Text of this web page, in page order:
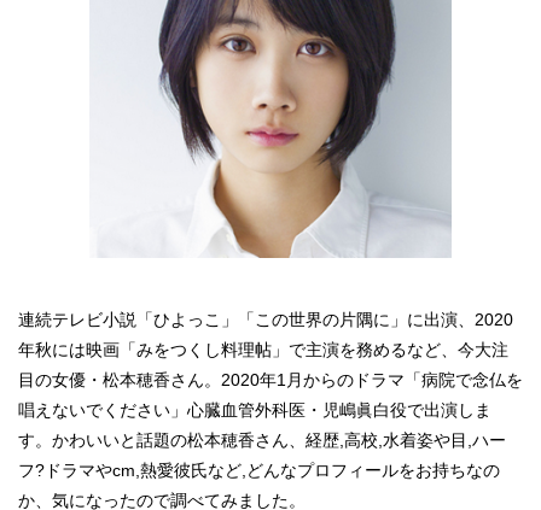
連続テレビ小説「ひよっこ」「この世界の片隅に」に出演、2020
年秋には映画「みをつくし料理帖」で主演を務めるなど、今大注
目の女優・松本穂香さん。2020年1月からのドラマ「病院で念仏を
唱えないでください」心臓血管外科医・児嶋眞白役で出演しま
す。かわいいと話題の松本穂香さん、経歴,高校,水着姿や目,ハー
フ?ドラマやcm,熱愛彼氏など,どんなプロフィールをお持ちなの
か、気になったので調べてみました。